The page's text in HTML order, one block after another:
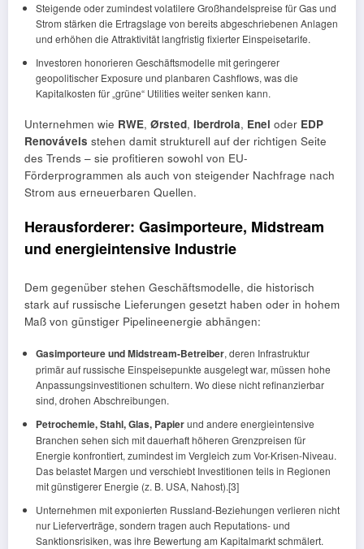
Steigende oder zumindest volatilere Großhandelspreise für Gas und
Strom stärken die Ertragslage von bereits abgeschriebenen Anlagen
und erhöhen die Attraktivität langfristig fixierter Einspeisetarife.
Investoren honorieren Geschäftsmodelle mit geringerer
geopolitischer Exposure und planbaren Cashflows, was die
Kapitalkosten für „grüne“ Utilities weiter senken kann.
Unternehmen wie RWE, Ørsted, Iberdrola, Enel oder EDP
Renováveis stehen damit strukturell auf der richtigen Seite
des Trends – sie profitieren sowohl von EU-
Förderprogrammen als auch von steigender Nachfrage nach
Strom aus erneuerbaren Quellen.
Herausforderer: Gasimporteure, Midstream
und energieintensive Industrie
Dem gegenüber stehen Geschäftsmodelle, die historisch
stark auf russische Lieferungen gesetzt haben oder in hohem
Maß von günstiger Pipelineenergie abhängen:
Gasimporteure und Midstream-Betreiber, deren Infrastruktur
primär auf russische Einspeisepunkte ausgelegt war, müssen hohe
Anpassungsinvestitionen schultern. Wo diese nicht refinanzierbar
sind, drohen Abschreibungen.
Petrochemie, Stahl, Glas, Papierund andere energieintensive
Branchen sehen sich mit dauerhaft höheren Grenzpreisen für
Energie konfrontiert, zumindest im Vergleich zum Vor-Krisen-Niveau.
Das belastet Margen und verschiebt Investitionen teils in Regionen
mit günstigerer Energie (z. B. USA, Nahost).[3]
Unternehmen mit exponierten Russland-Beziehungen verlieren nicht
nur Lieferverträge, sondern tragen auch Reputations- und
Sanktionsrisiken, was ihre Bewertung am Kapitalmarkt schmälert.